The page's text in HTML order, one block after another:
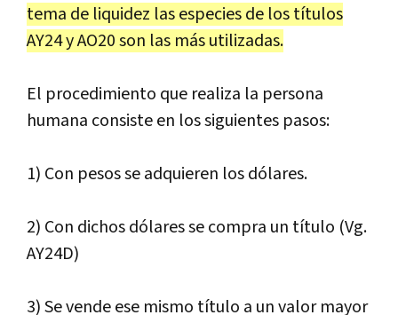
tema de liquidez las especies de los títulos
AY24 y AO20 son las más utilizadas.
El procedimiento que realiza la persona
humana consiste en los siguientes pasos:
1) Con pesos se adquieren los dólares.
2) Con dichos dólares se compra un título (Vg.
AY24D)
3) Se vende ese mismo título a un valor mayor